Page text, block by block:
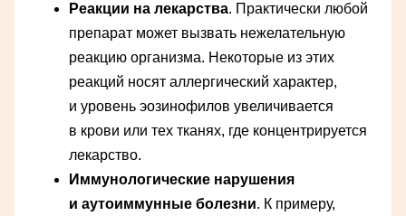
Реакции на лекарства. Практически любой
препарат может вызвать нежелательную
реакцию организма. Некоторые из этих
реакций носят аллергический характер,
и уровень эозинофилов увеличивается
в крови или тех тканях, где концентрируется
лекарство.
Иммунологические нарушения
и аутоиммунные болезни. К примеру,